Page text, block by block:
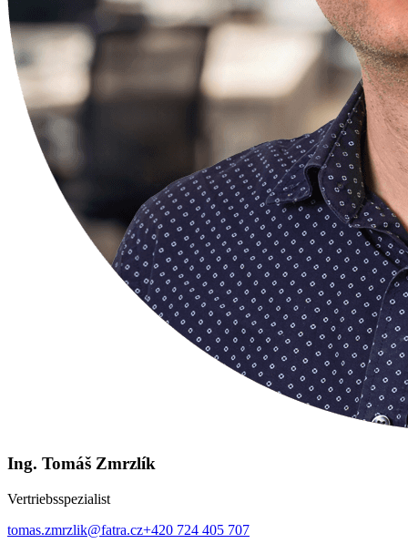
Ing. Tomáš Zmrzlík
Vertriebsspezialist
tomas.zmrzlik@fatra.cz+420 724 405 707